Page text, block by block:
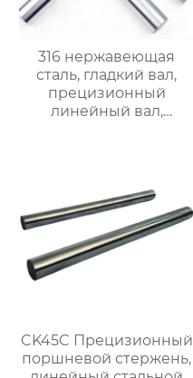
316 нержавеющая
сталь, гладкий вал,
прецизионный
линейный вал,
хромированный
полый вал.$950/Ton
CK45C Прецизионный
поршневой стержень,